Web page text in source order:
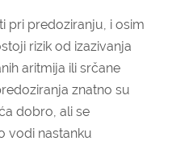
pri predoziranju, i osim
rizik od izazivanja
aritmija ili srčane
znatno su
dobro, ali se
vodi nastanku